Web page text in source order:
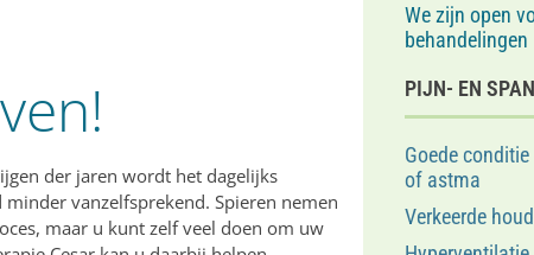
der jaren wordt het dagelijks
vanzelfsprekend. Spieren nemen
maar u kunt zelf veel doen om uw
We zijn open
behandelingen
PIJN- EN
Goede
of astma
Verkeerde